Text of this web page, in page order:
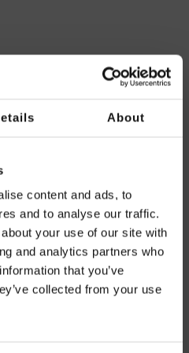
About
content and ads, to
and to analyse our traffic.
your use of our site with
and analytics partners who
that you’ve
collected from your use